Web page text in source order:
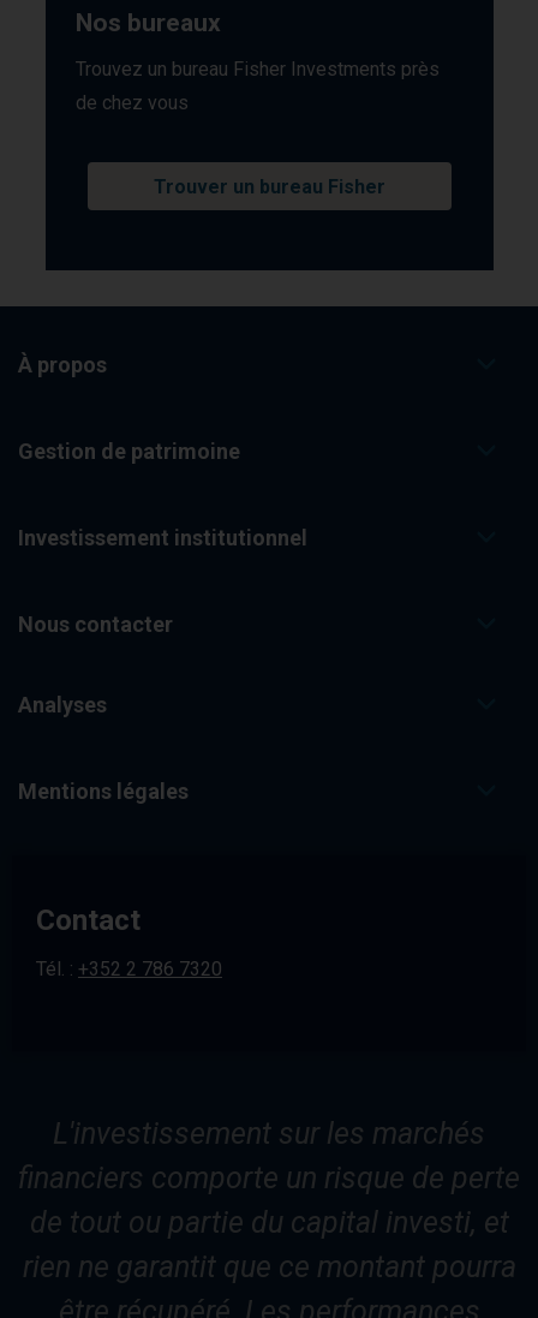
Nos bureaux
Trouvez un bureau Fisher Investments près
de chez vous
Trouver un bureau Fisher
À propos
Gestion de patrimoine
Investissement institutionnel
Nous contacter
Analyses
Mentions légales
Contact
Tél. : +352 2 786 7320
L'investissement sur les marchés
financiers comporte un risque de perte
de tout ou partie du capital investi, et
rien ne garantit que ce montant pourra
être récupéré. Les performances